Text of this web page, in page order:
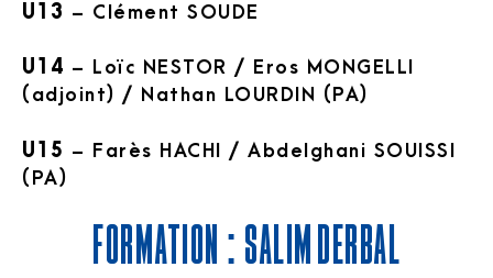
U13 – Clément SOUDE
U14 – Loïc NESTOR / Eros MONGELLI
(adjoint) / Nathan LOURDIN (PA)
U15 – Farès HACHI / Abdelghani SOUISSI
(PA)
FORMATION : SALIM DERBAL